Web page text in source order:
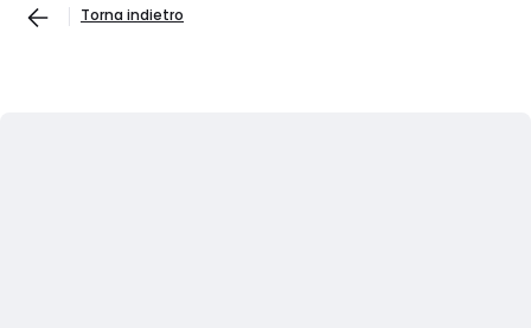
Torna indietro